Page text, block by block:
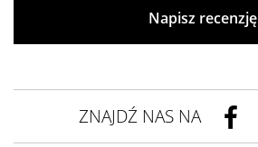
Napisz recenzję
ZNAJDŹ NAS NA